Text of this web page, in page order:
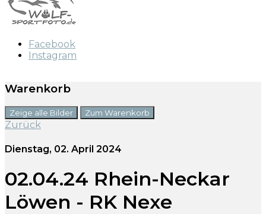
Facebook
Instagram
Warenkorb
Zeige alle Bilder Zum Warenkorb
Zurück
Dienstag, 02. April 2024
02.04.24 Rhein-Neckar
Löwen - RK Nexe